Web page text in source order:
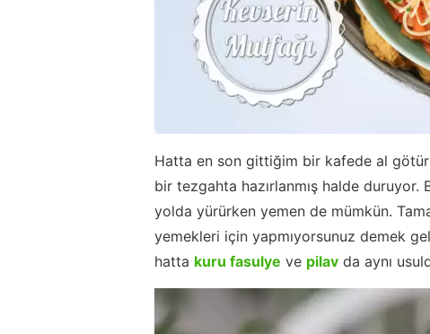
Hatta en son gittiğim bir kafede al götür
bir tezgahta hazırlanmış halde
yolda yürürken yemen de mümkün.
yemekleri için yapmıyorsunuz demek
hatta kuru fasulye ve pilav da aynı